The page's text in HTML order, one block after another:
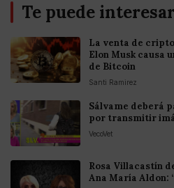
Te puede
La venta de
Elon Musk causa
de Bitcoin
Santi Ramirez
Sálvame deberá
por transmitir
VecoVet
Rosa Villacastín
Ana María Aldon: